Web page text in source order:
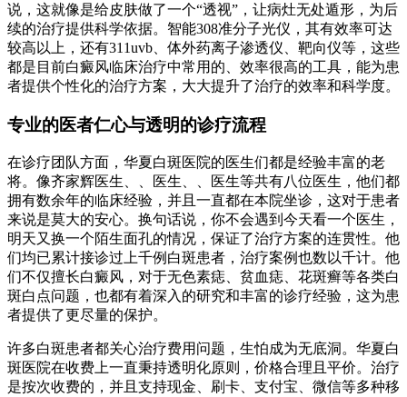
说，这就像是给皮肤做了一个“透视”，让病灶无处遁形，为后
续的治疗提供科学依据。智能308准分子光仪，其有效率可达
较高以上，还有311uvb、体外药离子渗透仪、靶向仪等，这些
都是目前白癜风临床治疗中常用的、效率很高的工具，能为患
者提供个性化的治疗方案，大大提升了治疗的效率和科学度。
专业的医者仁心与透明的诊疗流程
在诊疗团队方面，华夏白斑医院的医生们都是经验丰富的老
将。像齐家辉医生、、医生、、医生等共有八位医生，他们都
拥有数余年的临床经验，并且一直都在本院坐诊，这对于患者
来说是莫大的安心。换句话说，你不会遇到今天看一个医生，
明天又换一个陌生面孔的情况，保证了治疗方案的连贯性。他
们均已累计接诊过上千例白斑患者，治疗案例也数以千计。他
们不仅擅长白癜风，对于无色素痣、贫血痣、花斑癣等各类白
斑白点问题，也都有着深入的研究和丰富的诊疗经验，这为患
者提供了更尽量的保护。
许多白斑患者都关心治疗费用问题，生怕成为无底洞。华夏白
斑医院在收费上一直秉持透明化原则，价格合理且平价。治疗
是按次收费的，并且支持现金、刷卡、支付宝、微信等多种移